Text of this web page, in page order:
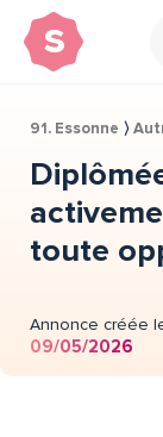
s
91. Essonne ⟩
toute
Annonce créée
09/05/2026